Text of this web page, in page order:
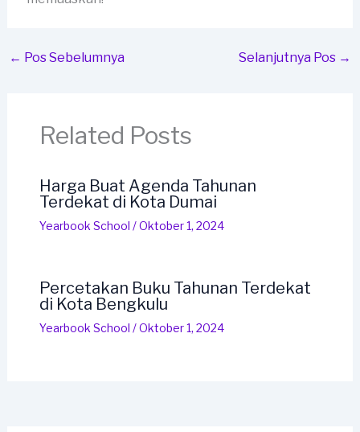
← Pos Sebelumnya Selanjutnya Pos →
Related Posts
Harga Buat Agenda Tahunan
Terdekat di Kota Dumai
Yearbook School /Oktober 1, 2024
Percetakan Buku Tahunan Terdekat
di Kota Bengkulu
Yearbook School /Oktober 1, 2024